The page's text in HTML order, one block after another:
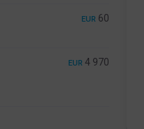
EUR 60
EUR 4 970